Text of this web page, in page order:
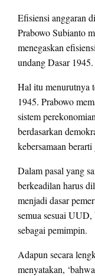
Efisiensi anggaran
Prabowo Subianto
menegaskan
undang Dasar 1945.
Hal itu menurutnya
1945. Prabowo
sistem
berdasarkan
kebersamaan
Dalam pasal yang
berkeadilan harus
menjadi dasar
semua sesuai
sebagai pemimpin.
Adapun secara
menyatakan,